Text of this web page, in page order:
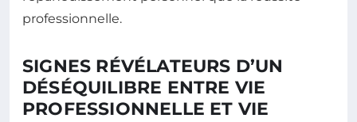
professionnelle.
SIGNES RÉVÉLATEURS D’UN
DÉSÉQUILIBRE ENTRE VIE
PROFESSIONNELLE ET VIE